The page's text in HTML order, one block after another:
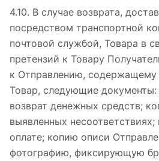
4.10. В случае возврата,
посредством транспортной
почтовой службой, Товара в
претензий к Товару
к Отправлению,
Товар, следующие документы:
возврат денежных средств;
выявленных
оплате; копию описи
фотографию, фиксирующую